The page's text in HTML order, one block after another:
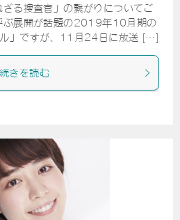
る捜査官」の繋がりについてご
ぶ展開が話題の2019年10月期の
ル」ですが、11月24日に放送 […]
続きを読む